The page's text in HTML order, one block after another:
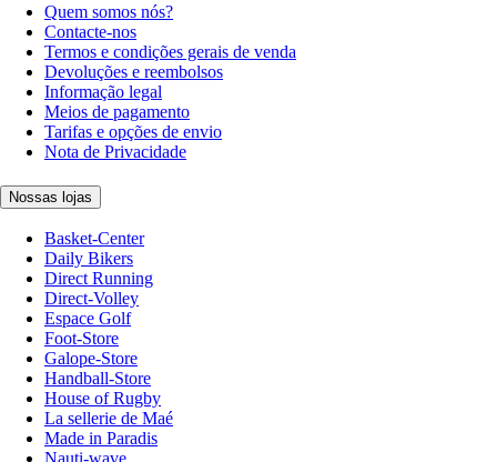
Quem somos nós?
Contacte-nos
Termos e condições gerais de venda
Devoluções e reembolsos
Informação legal
Meios de pagamento
Tarifas e opções de envio
Nota de Privacidade
Nossas lojas
Basket-Center
Daily Bikers
Direct Running
Direct-Volley
Espace Golf
Foot-Store
Galope-Store
Handball-Store
House of Rugby
La sellerie de Maé
Made in Paradis